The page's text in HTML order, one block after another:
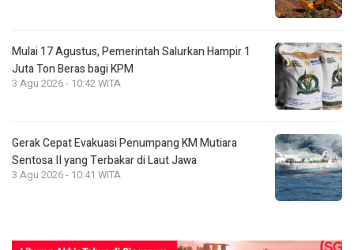
Mulai 17 Agustus, Pemerintah Salurkan Hampir 1
Juta Ton Beras bagi KPM
3 Agu 2026 - 10:42 WITA
Gerak Cepat Evakuasi Penumpang KM Mutiara
Sentosa II yang Terbakar di Laut Jawa
3 Agu 2026 - 10:41 WITA